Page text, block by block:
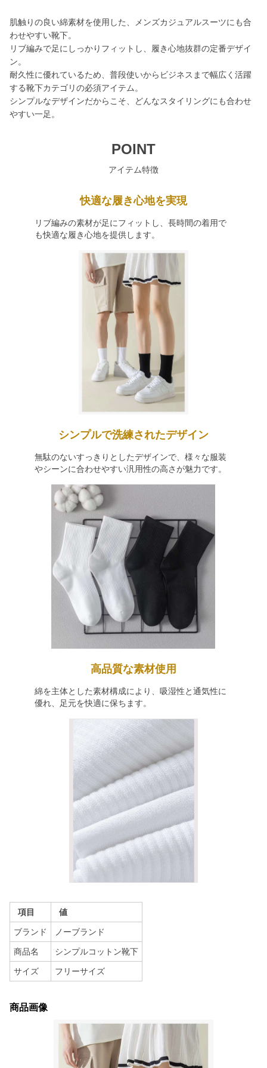
肌触りの良い綿素材を使用した、メンズカジュアルスーツにも合
わせやすい靴下。
リブ編みで足にしっかりフィットし、履き心地抜群の定番デザイ
ン。
耐久性に優れているため、普段使いからビジネスまで幅広く活躍
する靴下カテゴリの必須アイテム。
シンプルなデザインだからこそ、どんなスタイリングにも合わせ
やすい一足。
POINT
アイテム特徴
快適な履き心地を実現
リブ編みの素材が足にフィットし、長時間の着用で
も快適な履き心地を提供します。
シンプルで洗練されたデザイン
無駄のないすっきりとしたデザインで、様々な服装
やシーンに合わせやすい汎用性の高さが魅力です。
高品質な素材使用
綿を主体とした素材構成により、吸湿性と通気性に
優れ、足元を快適に保ちます。
項目 値
ブランド ノーブランド
商品名 シンプルコットン靴下
サイズ フリーサイズ
商品画像